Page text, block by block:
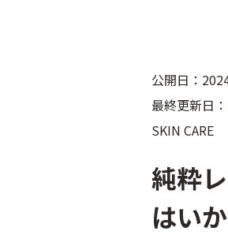
公開日：
最終更新日
SKIN CARE
純粋
はい